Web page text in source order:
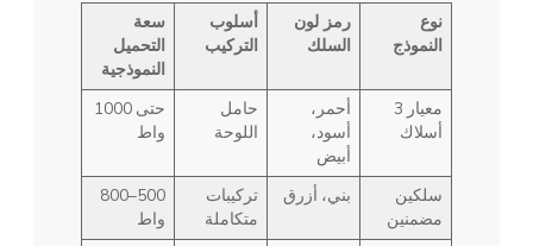
نوع
النموذج
رمز لون
السلك
أسلوب
التركيب
سعة
التحميل
النموذجية
معيار 3
أسلاك
أحمر،
أسود،
أبيض
حامل
اللوحة
حتى 1000
واط
سلكين
مضمنين
بني، أزرق
تركيبات
متكاملة
500–800
واط